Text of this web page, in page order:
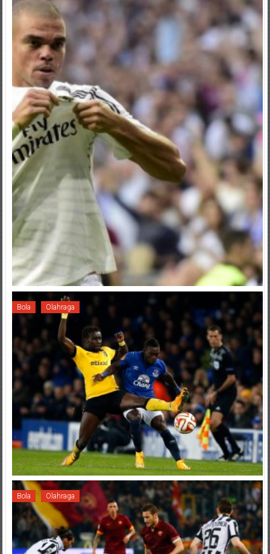
Bola Olahraga
Bola Olahraga